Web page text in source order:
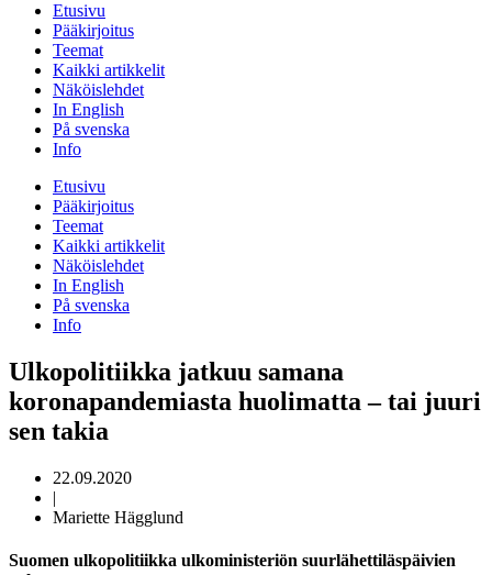
Etusivu
Pääkirjoitus
Teemat
Kaikki artikkelit
Näköislehdet
In English
På svenska
Info
Etusivu
Pääkirjoitus
Teemat
Kaikki artikkelit
Näköislehdet
In English
På svenska
Info
Ulkopolitiikka jatkuu samana
koronapandemiasta huolimatta – tai juuri
sen takia
22.09.2020
|
Mariette Hägglund
Suomen ulkopolitiikka ulkoministeriön suurlähettiläspäivien